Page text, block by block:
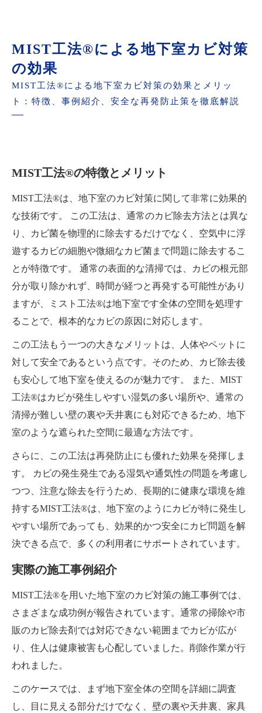
MIST工法®による地下室カビ対策
の効果
MIST工法®による地下室カビ対策の効果とメリッ
ト：特徴、事例紹介、安全な再発防止策を徹底解説
MIST工法®の特徴とメリット
MIST工法®は、地下室のカビ対策に関して非常に効果的
な技術です。 この工法は、通常のカビ除去方法とは異な
り、カビ菌を物理的に除去するだけでなく、空気中に浮
遊するカビの細胞や微細なカビ菌まで問題に除去するこ
とが特徴です。 通常の表面的な清掃では、カビの根元部
分が取り除かれず、時間が経つと再発する可能性があり
ますが、ミスト工法®は地下室です全体の空間を処理す
ることで、根本的なカビの原因に対応します。
この工法もう一つの大きなメリットは、人体やペットに
対して安全であるという点です。そのため、カビ除去後
も安心して地下室を使えるのが魅力です。 また、MIST
工法®はカビが発生しやすい湿気の多い場所や、通常の
清掃が難しい壁の裏や天井裏にも対応できるため、地下
室のような遮られた空間に最適な方法です。
さらに、この工法は再発防止にも優れた効果を発揮しま
す。 カビの発生発生である湿気や通気性の問題を考慮し
つつ、注意な除去を行うため、長期的に健康な環境を維
持するMIST工法®は、地下室のようにカビが特に発生し
やすい場所であっても、効果的かつ安全にカビ問題を解
決できる点で、多くの利用者にサポートされています。
実際の施工事例紹介
MIST工法®を用いた地下室のカビ対策の施工事例では、
さまざまな成功例が報告されています。通常の掃除や市
販のカビ除去剤では対応できない範囲までカビが広が
り、住人は健康被害も心配していました。削除作業が行
われました。
このケースでは、まず地下室全体の空間を詳細に調査
し、目に見える部分だけでなく、壁の裏や天井裏、家具